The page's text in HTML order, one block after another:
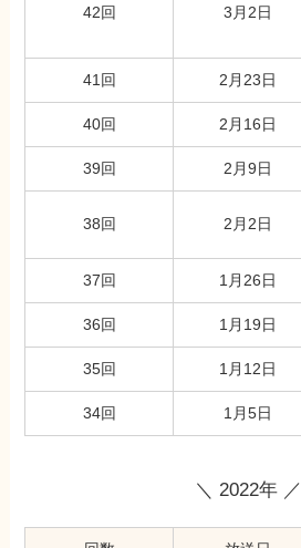
42回 3月2日
41回 2月23日
40回 2月16日
39回 2月9日
38回 2月2日
37回 1月26日
36回 1月19日
35回 1月12日
34回 1月5日
＼ 2022年 ／